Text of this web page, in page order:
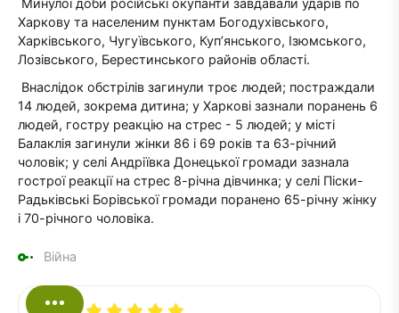
Минулої доби російські окупанти завдавали ударів по
Харкову та населеним пунктам Богодухівського,
Харківського, Чугуївського, Куп’янського, Ізюмського,
Лозівського, Берестинського районів області.
Внаслідок обстрілів загинули троє людей; постраждали
14 людей, зокрема дитина; у Харкові зазнали поранень 6
людей, гостру реакцію на стрес - 5 людей; у місті
Балаклія загинули жінки 86 і 69 років та 63-річний
чоловік; у селі Андріївка Донецької громади зазнала
гострої реакції на стрес 8-річна дівчинка; у селі Піски-
Радьківські Борівської громади поранено 65-річну жінку
і 70-річного чоловіка.
Війна